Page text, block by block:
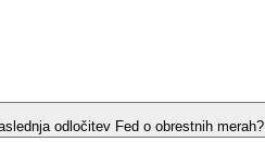
odločitev Fed o obrestnih merah?